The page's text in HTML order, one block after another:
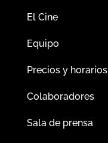
El Cine
Equipo
Precios y horarios
Colaboradores
Sala de prensa